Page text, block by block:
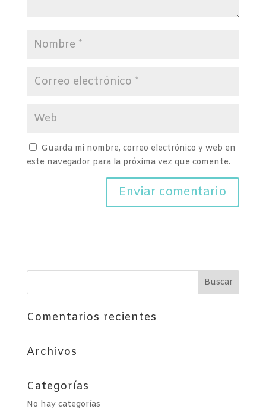
Guarda mi nombre, correo electrónico y web en
este navegador para la próxima vez que comente.
Comentarios recientes
Archivos
Categorías
No hay categorías